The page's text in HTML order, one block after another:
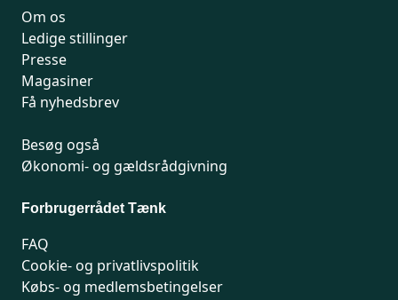
Om os
Ledige stillinger
Presse
Magasiner
Få nyhedsbrev
Besøg også
Økonomi- og gældsrådgivning
Forbrugerrådet Tænk
FAQ
Cookie- og privatlivspolitik
Købs- og medlemsbetingelser